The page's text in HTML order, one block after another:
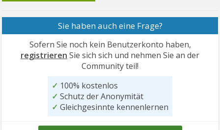
Sie haben auch eine Frage?
Sofern Sie noch kein Benutzerkonto haben,
registrieren Sie sich sich und nehmen Sie an der
Community teil!
✓ 100% kostenlos
✓ Schutz der Anonymität
✓ Gleichgesinnte kennenlernen